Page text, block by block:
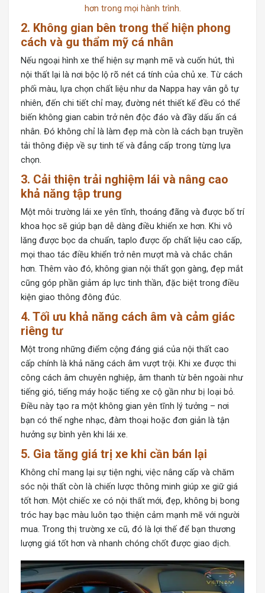
hơn trong mọi hành trình.
2. Không gian bên trong thể hiện phong
cách và gu thẩm mỹ cá nhân
Nếu ngoại hình xe thể hiện sự mạnh mẽ và cuốn hút, thì
nội thất lại là nơi bộc lộ rõ nét cá tính của chủ xe. Từ cách
phối màu, lựa chọn chất liệu như da Nappa hay vân gỗ tự
nhiên, đến chi tiết chỉ may, đường nét thiết kế đều có thể
biến không gian cabin trở nên độc đáo và đầy dấu ấn cá
nhân. Đó không chỉ là làm đẹp mà còn là cách bạn truyền
tải thông điệp về sự tinh tế và đẳng cấp trong từng lựa
chọn.
3. Cải thiện trải nghiệm lái và nâng cao
khả năng tập trung
Một môi trường lái xe yên tĩnh, thoáng đãng và được bố trí
khoa học sẽ giúp bạn dễ dàng điều khiển xe hơn. Khi vô
lăng được bọc da chuẩn, taplo được ốp chất liệu cao cấp,
mọi thao tác điều khiển trở nên mượt mà và chắc chắn
hơn. Thêm vào đó, không gian nội thất gọn gàng, đẹp mắt
cũng góp phần giảm áp lực tinh thần, đặc biệt trong điều
kiện giao thông đông đúc.
4. Tối ưu khả năng cách âm và cảm giác
riêng tư
Một trong những điểm cộng đáng giá của nội thất cao
cấp chính là khả năng cách âm vượt trội. Khi xe được thi
công cách âm chuyên nghiệp, âm thanh từ bên ngoài như
tiếng gió, tiếng máy hoặc tiếng xe cộ gần như bị loại bỏ.
Điều này tạo ra một không gian yên tĩnh lý tưởng – nơi
bạn có thể nghe nhạc, đàm thoại hoặc đơn giản là tận
hưởng sự bình yên khi lái xe.
5. Gia tăng giá trị xe khi cần bán lại
Không chỉ mang lại sự tiện nghi, việc nâng cấp và chăm
sóc nội thất còn là chiến lược thông minh giúp xe giữ giá
tốt hơn. Một chiếc xe có nội thất mới, đẹp, không bị bong
tróc hay bạc màu luôn tạo thiện cảm mạnh mẽ với người
mua. Trong thị trường xe cũ, đó là lợi thế để bạn thương
lượng giá tốt hơn và nhanh chóng chốt được giao dịch.